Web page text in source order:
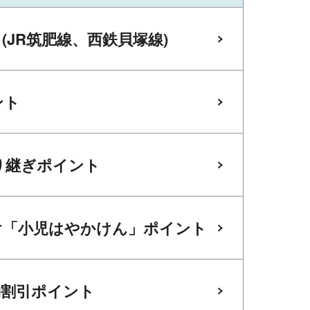
筑肥線、西鉄貝塚線)
ぎポイント
小児はやかけん」ポイント
引ポイント